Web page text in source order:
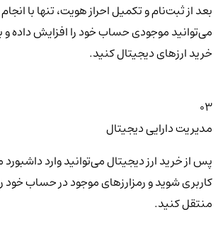
بعد از ثبت‌نام و تکمیل احراز هویت، تنها با انجام
می‌توانید موجودی حساب خود را افزایش داده و
خرید ارزهای دیجیتال کنید.
03
مدیریت دارایی دیجیتال
پس از خرید ارز دیجیتال می‌توانید وارد
کاربری شوید و رمزارزهای موجود در حساب خود
منتقل کنید.